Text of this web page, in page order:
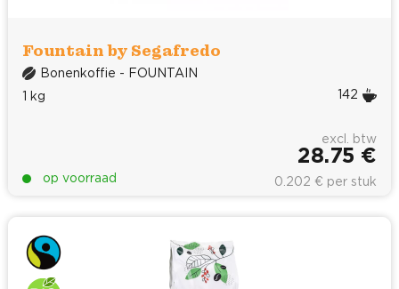
Fountain by Segafredo
Bonenkoffie - FOUNTAIN
1 kg
142
op voorraad
excl. btw
28.75 €
0.202 € per stuk